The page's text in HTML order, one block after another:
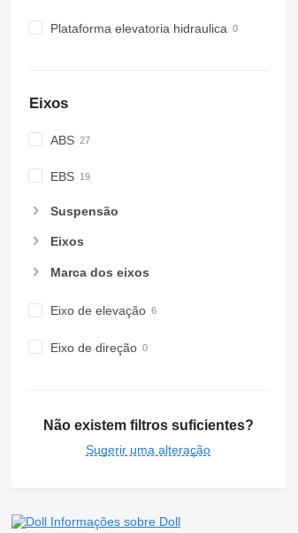
Plataforma elevatoria hidraulica
Eixos
ABS
EBS
Suspensão
Eixos
Marca dos eixos
Eixo de elevação
Eixo de direção
Não existem filtros suficientes?
Sugerir uma alteração
Informações sobre Doll